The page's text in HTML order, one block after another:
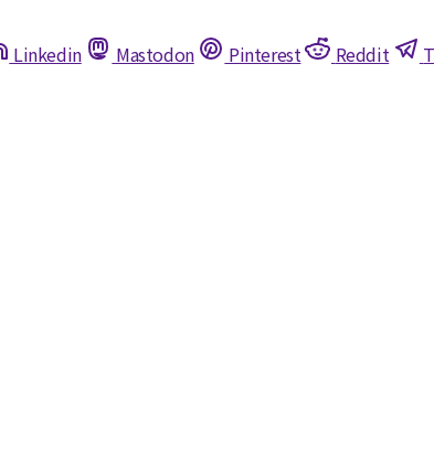
Linkedin Mastodon Pinterest Reddit